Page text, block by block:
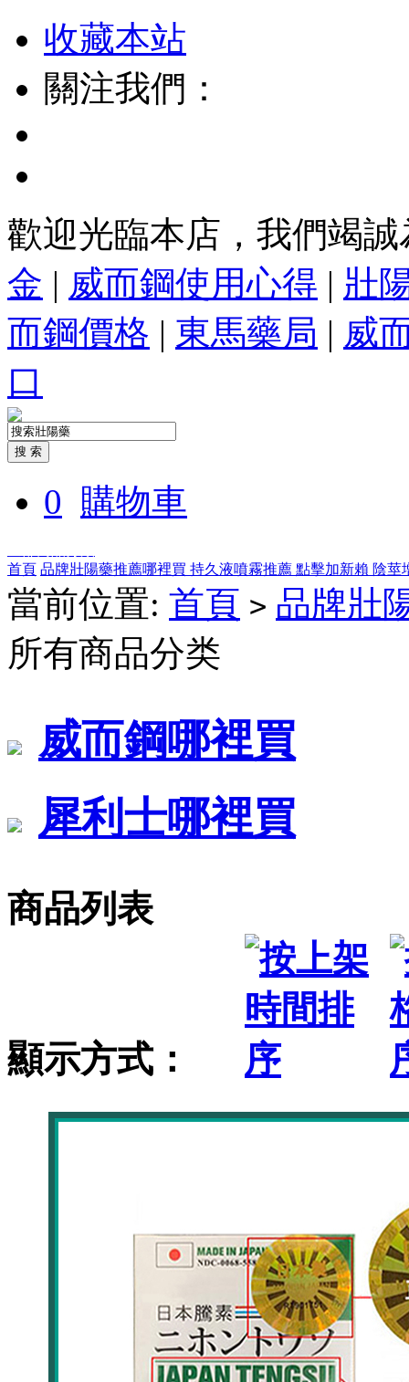
收藏本站
關注我們：
歡迎光臨本店，我們竭
金 | 威而鋼使用心得 | 壯
而鋼價格 | 東馬藥局 | 威
口
0 購物車
首頁 品牌壯陽藥推薦哪裡買 持久液噴霧推薦 點擊加新賴 陰莖
當前位置: 首頁 > 品牌壯
所有商品分类
威而鋼哪裡買
犀利士哪裡買
商品列表
顯示方式：